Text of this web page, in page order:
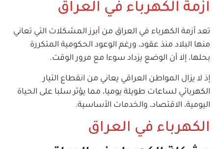
ازمة الكهرباء في العراق
تعد أزمة الكهرباء في العراق من أبرز المشكلات التي تعاني
منها البلاد منذ عقود، ورغم الوعود الحكومية المتكررة
بحلها، إلا أن الوضع يزداد سوءا مع مرور الوقت.
إذ لا يزال المواطن العراقي يعاني من انقطاع التيار
الكهربائي لساعات طويلة يوميا، مما يؤثر سلبا على الحياة
اليومية، الاقتصاد، والخدمات الأساسية.
الكهرباء في العراق